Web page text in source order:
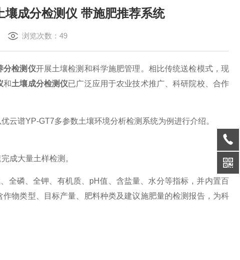
成分检测仪 带施肥推荐系统
浏览次数：49
分检测仪开展土壤检测和科学施肥管理。相比传统送检模式，现
和土壤成分检测仪已广泛应用于农业技术推广、科研院校、合作
云谱YP-GT7多参数土壤环境分析检测系统为例进行介绍。
成大量土样检测。
全磷、全钾、有机质、pH值、含盐量、水分等指标，并内置百
物类型、目标产量、肥料种类及建议施肥量的检测报告，为科